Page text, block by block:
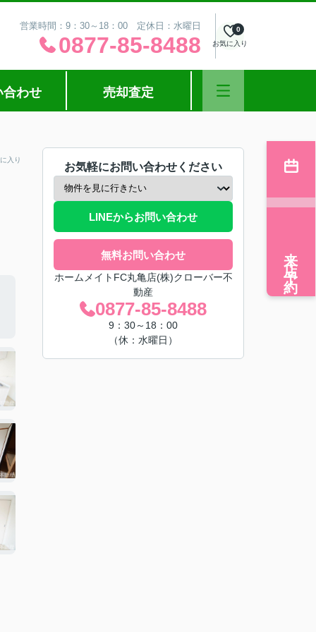
営業時間：9：30～18：00 定休日：水曜日
0877-85-8488 お気に入り
0
合わせ 売却査定
入り
お気軽にお問い合わせください
LINEからお問い合わせ
無料お問い合わせ
ホームメイトFC丸亀店(株)クローバー不
動産
0877-85-8488
9：30～18：00
（休：水曜日）
来店予約